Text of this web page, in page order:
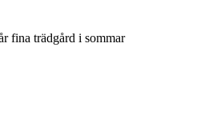
fina trädgård i sommar